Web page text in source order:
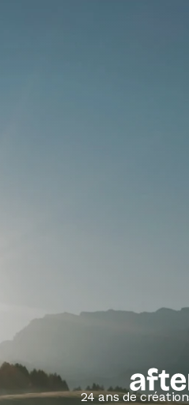
24 ans de